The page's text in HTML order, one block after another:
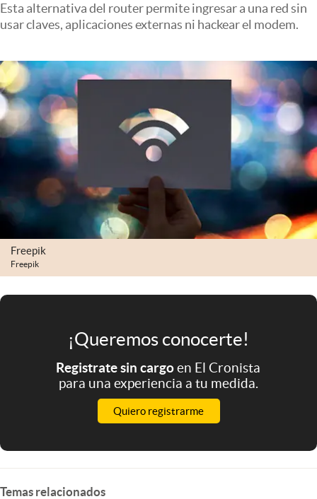
Infotechnology
Clase
Clima
Mundial 2026
Eventos Corporativos
El Cronista Studio
abre en nueva pestaña
Esta alternativa del router permite ingresar a una red sin
usar claves, aplicaciones externas ni hackear el modem.
Freepik
Freepik
¡Queremos conocerte!
Registrate sin cargoen El Cronista
para una experiencia a tu medida.
Quiero registrarme
Temas relacionados